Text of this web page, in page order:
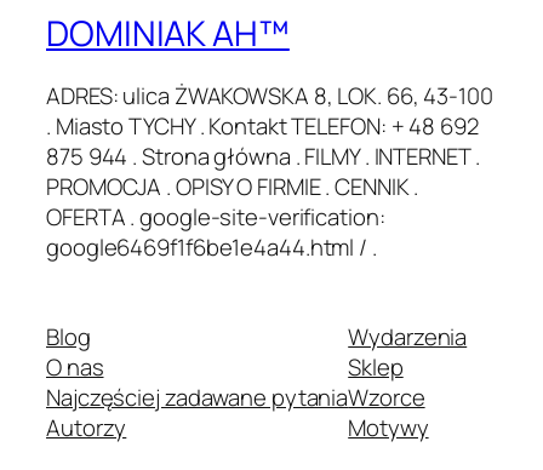
DOMINIAK AH™
ADRES: ulica ŻWAKOWSKA 8, LOK. 66, 43-100
. Miasto TYCHY . Kontakt TELEFON: + 48 692
875 944 . Strona główna . FILMY . INTERNET .
PROMOCJA . OPISY O FIRMIE . CENNIK .
OFERTA . google-site-verification:
google6469f1f6be1e4a44.html / .
Blog
O nas
Najczęściej zadawane pytania
Autorzy
Wydarzenia
Sklep
Wzorce
Motywy